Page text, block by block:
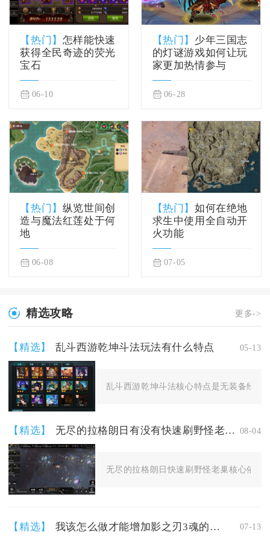
【热门】 怎样能快速
获得全民奇迹的荧光
宝石
06-10
【热门】 少年三国志
的灯谜游戏如何让玩
家更加热情参与
06-28
【热门】 纵览世间创
造与魔法红莲处于何
地
06-08
【热门】如何在绝地
求生中使用全自动开
火功能
07-05
精选攻略 更多->
【精选】 乱斗西游乾坤斗法玩法有什么特点 05-13
乱斗西游乾坤斗法核心特点是无装备经文
【精选】 无尽的拉格朗日有没有快速刷野怪老巢的方法 08-04
无尽的拉格朗日快速刷野怪老巢核心依靠
【精选】 我该怎么做才能增加影之刃3魂的攻击力 07-13